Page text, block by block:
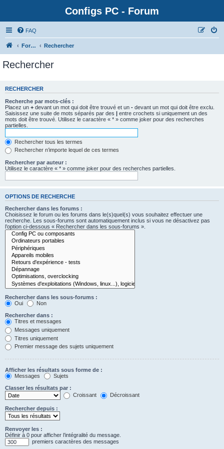
Configs PC - Forum
FAQ
Forum Rechercher
Rechercher
RECHERCHER
Recherche par mots-clés :
Placez un + devant un mot qui doit être trouvé et un - devant un mot qui doit être exclu.
Saisissez une suite de mots séparés par des | entre crochets si uniquement un des
mots doit être trouvé. Utilisez le caractère « * » comme joker pour des recherches
partielles.
Rechercher tous les termes
Rechercher n’importe lequel de ces termes
Rechercher par auteur :
Utilisez le caractère « * » comme joker pour des recherches partielles.
OPTIONS DE RECHERCHE
Rechercher dans les forums :
Choisissez le forum ou les forums dans le(s)quel(s) vous souhaitez effectuer une
recherche. Les sous-forums sont automatiquement inclus si vous ne désactivez pas
l’option ci-dessous « Rechercher dans les sous-forums ».
Rechercher dans les sous-forums :
Oui
Non
Rechercher dans :
Titres et messages
Messages uniquement
Titres uniquement
Premier message des sujets uniquement
Afficher les résultats sous forme de :
Messages
Sujets
Classer les résultats par :
Croissant
Décroissant
Rechercher depuis :
Renvoyer les :
Définir à 0 pour afficher l’intégralité du message.
premiers caractères des messages